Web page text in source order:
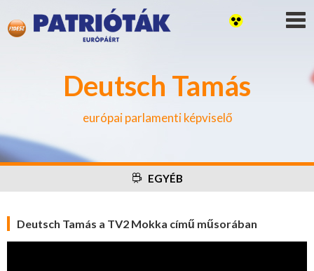
Deutsch Tamás
európai parlamenti képviselő
EGYÉB
Deutsch Tamás a TV2 Mokka című műsorában